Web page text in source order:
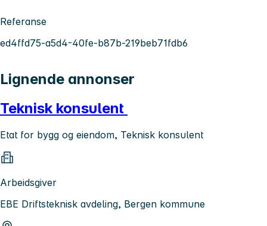
Referanse
ed4ffd75-a5d4-40fe-b87b-219beb71fdb6
Lignende annonser
Teknisk konsulent
Etat for bygg og eiendom, Teknisk konsulent
Arbeidsgiver
EBE Driftsteknisk avdeling, Bergen kommune